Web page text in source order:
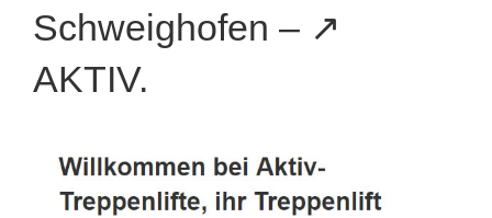
Schweighofen – ↗️
AKTIV.